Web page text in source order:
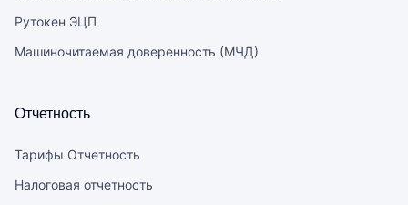
Рутокен ЭЦП
Машиночитаемая доверенность (МЧД)
Отчетность
Тарифы Отчетность
Налоговая отчетность